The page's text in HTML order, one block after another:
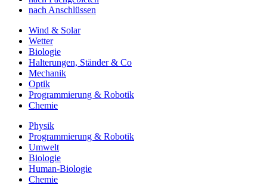
nach Anschlüssen
Wind & Solar
Wetter
Biologie
Halterungen, Ständer & Co
Mechanik
Optik
Programmierung & Robotik
Chemie
Physik
Programmierung & Robotik
Umwelt
Biologie
Human-Biologie
Chemie